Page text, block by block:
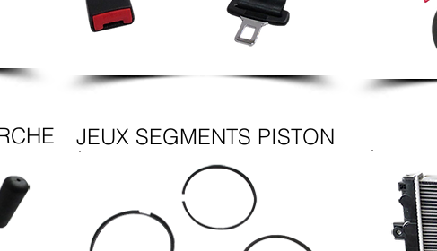
JEUX SEGMENTS PISTON